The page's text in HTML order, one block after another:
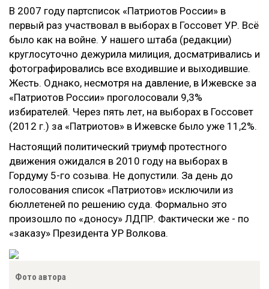
В 2007 году партсписок «Патриотов России» в
первый раз участвовал в выборах в Госсовет УР. Всё
было как на войне. У нашего штаба (редакции)
круглосуточно дежурила милиция, досматривались и
фотографировались все входившие и выходившие.
Жесть. Однако, несмотря на давление, в Ижевске за
«Патриотов России» проголосовали 9,3%
избирателей. Через пять лет, на выборах в Госсовет
(2012 г.) за «Патриотов» в Ижевске было уже 11,2%.
Настоящий политический триумф протестного
движения ожидался в 2010 году на выборах в
Гордуму 5-го созыва. Не допустили. За день до
голосования список «Патриотов» исключили из
бюллетеней по решению суда. Формально это
произошло по «доносу» ЛДПР. Фактически же - по
«заказу» Президента УР Волкова.
Фото автора